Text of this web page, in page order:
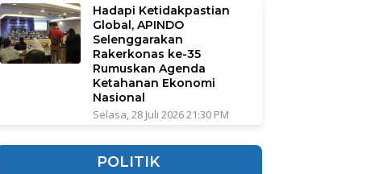
Hadapi Ketidakpastian
Global, APINDO
Selenggarakan
Rakerkonas ke-35
Rumuskan Agenda
Ketahanan Ekonomi
Nasional
Selasa, 28 Juli 2026 21:30 PM
POLITIK